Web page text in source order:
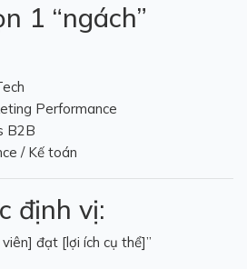
1 “ngách”
Performance
B2B
/ Kế toán
định vị:
đạt [lợi ích cụ thể]”